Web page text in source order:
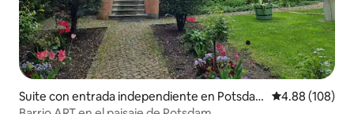
Suite con entrada independiente en Potsda
Calificación
4.88 (108)